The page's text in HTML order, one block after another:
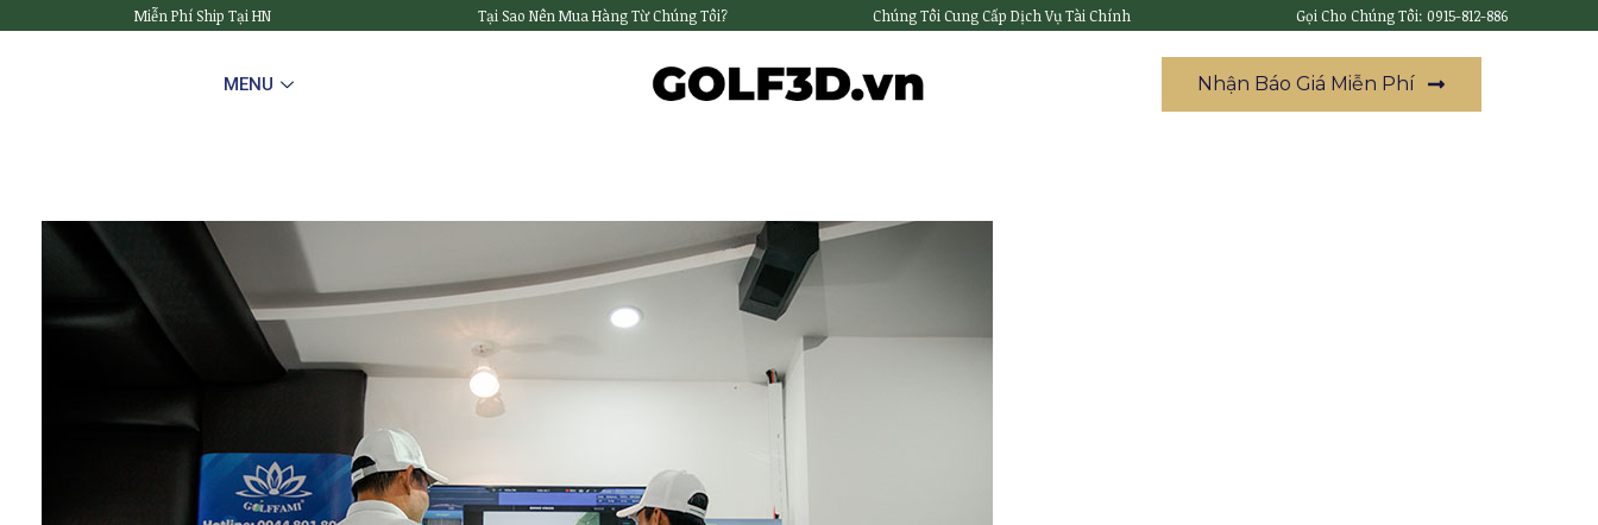
Miễn Phí Ship Tại HN Tại Sao Nên Mua Hàng Từ Chúng Tôi? Chúng Tôi Cung Cấp Dịch Vụ Tài Chính Gọi Cho Chúng Tôi: 0915-812-886
MENU Nhận Báo Giá Miễn Phí